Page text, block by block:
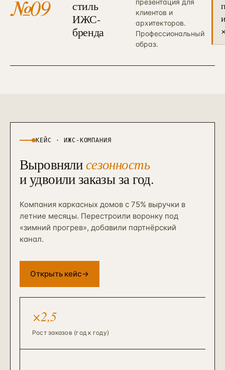
№09
стиль
ИЖС-
бренда
презентация для
клиентов и
архитекторов.
Профессиональный
образ.
КЕЙС · ИЖС-КОМПАНИЯ
Выровнялисезонность
и удвоили заказы за год.
Компания каркасных домов с 75% выручки в
летние месяцы. Перестроили воронку под
«зимний прогрев», добавили партнёрский
канал.
Открыть кейс→
×2,5
Рост заказов (год к году)